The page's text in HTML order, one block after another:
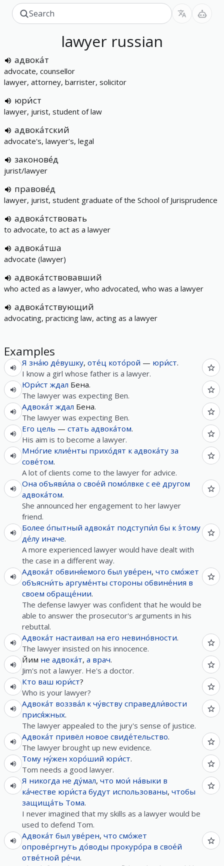
lawyer russian
адвока́т
advocate, counsellor
lawyer, attorney, barrister, solicitor
юри́ст
lawyer, jurist, student of law
адвока́тский
advocate's, lawyer's, legal
законове́д
jurist/lawyer
правове́д
lawyer, jurist, student graduate of the School of Jurisprudence
адвока́тствовать
to advocate, to act as a lawyer
адвока́тша
advocate (lawyer)
адвока́тствовавший
who acted as a lawyer, who advocated, who was a lawyer
адвока́тствующий
advocating, practicing law, acting as a lawyer
Examples
Я зна́ю де́вушку, оте́ц кото́рой — юри́ст.
I know a girl whose father is a lawyer.
Юри́ст ждал Бена.
The lawyer was expecting Ben.
Адвока́т ждал Бена.
The lawyer was expecting Ben.
Его цель — стать адвока́том.
His aim is to become a lawyer.
Мно́гие клие́нты прихо́дят к адвока́ту за
сове́том.
A lot of clients come to the lawyer for advice.
Она объяви́ла о свое́й помо́лвке с её другом
адвока́том.
She announced her engagement to her lawyer
friend.
Более о́пытный адвока́т подступи́л бы к э́тому
де́лу иначе.
A more experienced lawyer would have dealt with
the case in a different way.
Адвока́т обвиня́емого был уве́рен, что смо́жет
объясни́ть аргуме́нты стороны обвине́ния в
своем обраще́нии.
The defense lawyer was confident that he would be
able to answer the prosecutor's arguments in his
rebuttal.
Адвока́т настаивал на его невино́вности.
The lawyer insisted on his innocence.
Йим не адвока́т, а врач.
Jim's not a lawyer. He's a doctor.
Кто ваш юри́ст?
Who is your lawyer?
Адвока́т воззва́л к чу́вству справедли́вости
прися́жных.
The lawyer appealed to the jury's sense of justice.
Адвока́т привёл новое свиде́тельство.
The lawyer brought up new evidence.
Тому ну́жен хоро́ший юри́ст.
Tom needs a good lawyer.
Я никогда не ду́мал, что мои́ на́выки в
ка́честве юри́ста будут использованы, чтобы
защища́ть Тома.
I never imagined that my skills as a lawyer would be
used to defend Tom.
Адвока́т был уве́рен, что смо́жет
опрове́ргнуть до́воды прокуро́ра в свое́й
отве́тной ре́чи.